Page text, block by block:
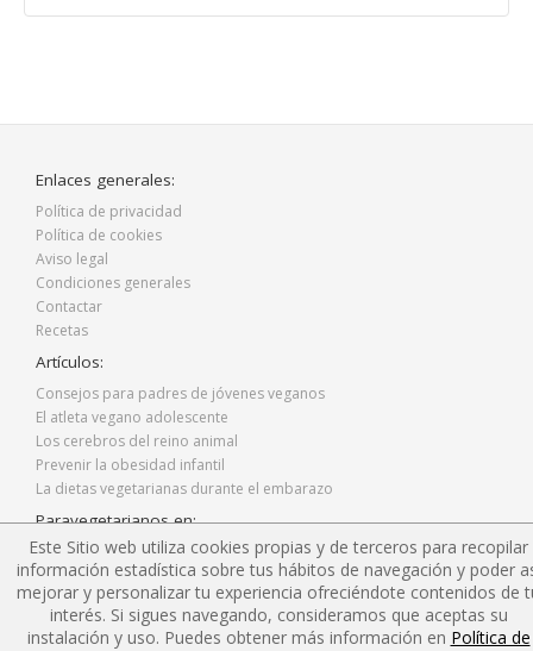
Enlaces generales:
Política de privacidad
Política de cookies
Aviso legal
Condiciones generales
Contactar
Recetas
Artículos:
Consejos para padres de jóvenes veganos
El atleta vegano adolescente
Los cerebros del reino animal
Prevenir la obesidad infantil
La dietas vegetarianas durante el embarazo
Paravegetarianos en:
Facebook
Twitter
Instagram
Blog
Este Sitio web utiliza cookies propias y de terceros para recopilar
información estadística sobre tus hábitos de navegación y poder
mejorar y personalizar tu experiencia ofreciéndote contenidos de
interés. Si sigues navegando, consideramos que aceptas su
instalación y uso. Puedes obtener más información en Política de